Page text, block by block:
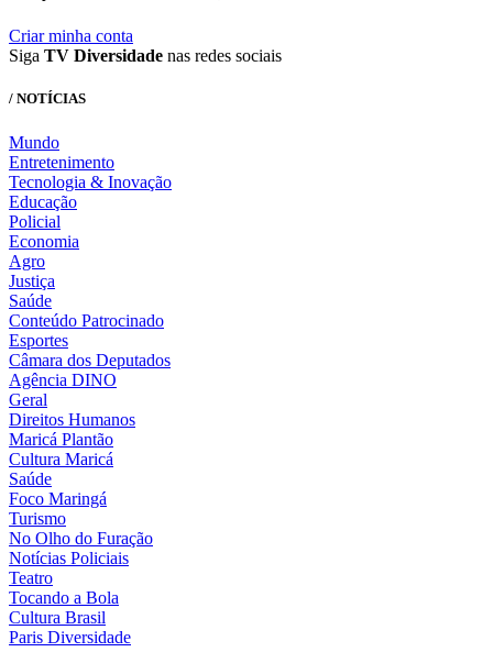
Criar minha conta
Siga TV Diversidade nas redes sociais
/ NOTÍCIAS
Mundo
Entretenimento
Tecnologia & Inovação
Educação
Policial
Economia
Agro
Justiça
Saúde
Conteúdo Patrocinado
Esportes
Câmara dos Deputados
Agência DINO
Geral
Direitos Humanos
Maricá Plantão
Cultura Maricá
Saúde
Foco Maringá
Turismo
No Olho do Furação
Notícias Policiais
Teatro
Tocando a Bola
Cultura Brasil
Paris Diversidade